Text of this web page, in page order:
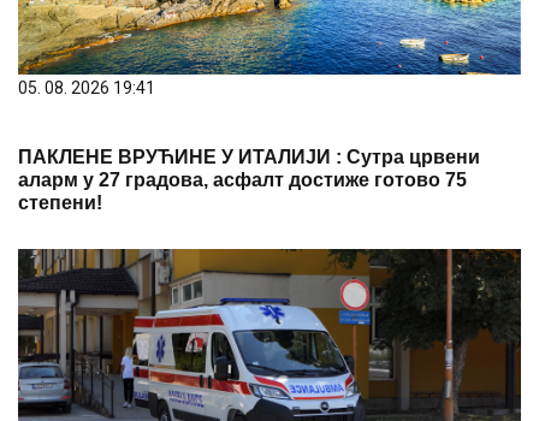
05. 08. 2026 19:41
ПАКЛЕНЕ ВРУЋИНЕ У ИТАЛИЈИ : Сутра црвени
аларм у 27 градова, асфалт достиже готово 75
степени!